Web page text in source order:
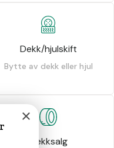
Dekk/hjulskift
Bytte av dekk eller hjul
Dekksalg
×